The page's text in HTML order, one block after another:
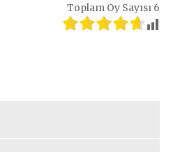
Toplam Oy Sayısı 6